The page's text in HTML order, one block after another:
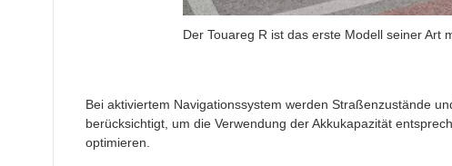
Der Touareg R ist das erste Modell seiner Art
Bei aktiviertem Navigationssystem werden Straßenzustände
berücksichtigt, um die Verwendung der Akkukapazität
optimieren.